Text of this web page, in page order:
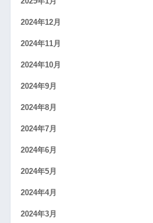
2024年12月
2024年11月
2024年10月
2024年9月
2024年8月
2024年7月
2024年6月
2024年5月
2024年4月
2024年3月